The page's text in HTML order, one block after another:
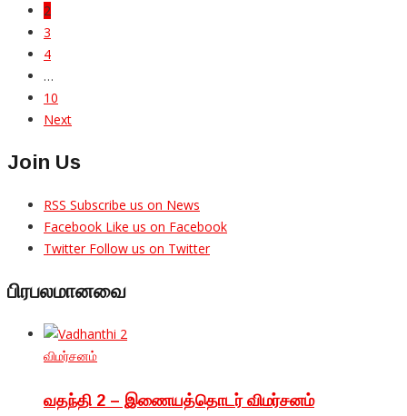
2
3
4
…
10
Next
Join Us
RSS Subscribe us on News
Facebook Like us on Facebook
Twitter Follow us on Twitter
பிரபலமானவை
விமர்சனம்
வதந்தி 2 – இணையத்தொடர் விமர்சனம்